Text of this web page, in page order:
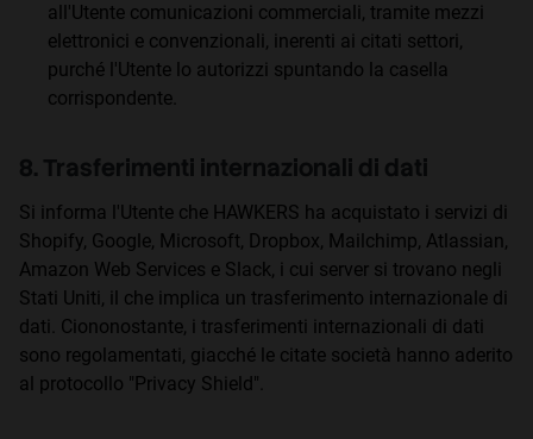
all'Utente comunicazioni commerciali, tramite mezzi
elettronici e convenzionali, inerenti ai citati settori,
purché l'Utente lo autorizzi spuntando la casella
corrispondente.
8. Trasferimenti internazionali di dati
Si informa l'Utente che HAWKERS ha acquistato i servizi di
Shopify, Google, Microsoft, Dropbox, Mailchimp, Atlassian,
Amazon Web Services e Slack, i cui server si trovano negli
Stati Uniti, il che implica un trasferimento internazionale di
dati. Ciononostante, i trasferimenti internazionali di dati
sono regolamentati, giacché le citate società hanno aderito
al protocollo "Privacy Shield".